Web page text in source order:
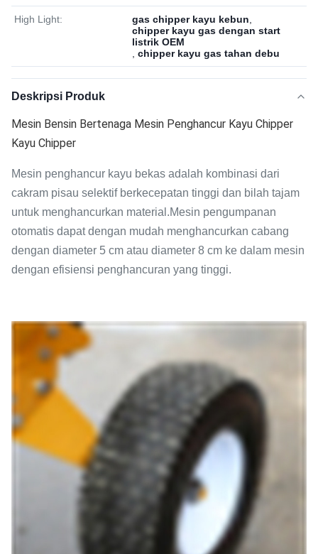
High Light: gas chipper kayu kebun
chipper kayu gas dengan start
listrik OEM
chipper kayu gas tahan debu
Deskripsi Produk
Mesin Bensin Bertenaga Mesin Penghancur Kayu Chipper
Kayu Chipper
Mesin penghancur kayu bekas adalah kombinasi dari
cakram pisau selektif berkecepatan tinggi dan bilah tajam
untuk menghancurkan material.Mesin pengumpanan
otomatis dapat dengan mudah menghancurkan cabang
dengan diameter 5 cm atau diameter 8 cm ke dalam mesin
dengan efisiensi penghancuran yang tinggi.